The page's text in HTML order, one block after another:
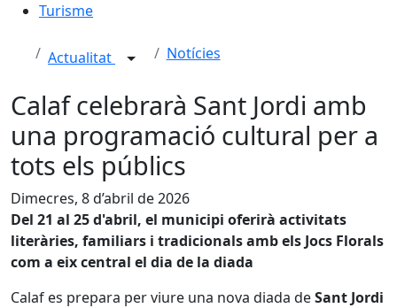
Turisme
Actualitat Notícies
Calaf celebrarà Sant Jordi amb
una programació cultural per a
tots els públics
Dimecres, 8 d’abril de 2026
Del 21 al 25 d'abril, el municipi oferirà activitats
literàries, familiars i tradicionals amb els Jocs Florals
com a eix central el dia de la diada
Calaf es prepara per viure una nova diada deSant Jordi